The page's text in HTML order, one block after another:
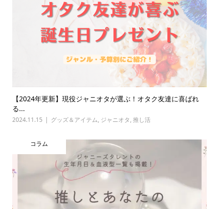
【2024年更新】現役ジャニオタが選ぶ！オタク友達に喜ばれ
る...
2024.11.15 グッズ＆アイテム, ジャニオタ, 推し活
コラム